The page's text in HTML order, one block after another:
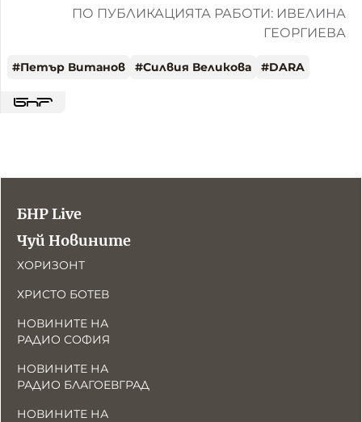
ПО ПУБЛИКАЦИЯТА РАБОТИ: ИВЕЛИНА
ГЕОРГИЕВА
#Петър Витанов #Силвия Великова #DARA
БНР Live
Чуй Новините
ХОРИЗОНТ
ХРИСТО БОТЕВ
НОВИНИТЕ НА
РАДИО СОФИЯ
НОВИНИТЕ НА
РАДИО БЛАГОЕВГРАД
НОВИНИТЕ НА